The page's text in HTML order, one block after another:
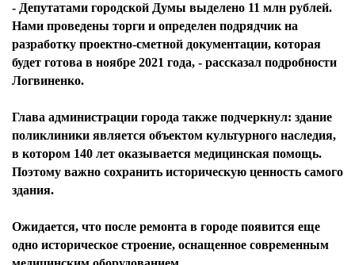
- Депутатами городской Думы выделено 11 млн рублей.
Нами проведены торги и определен подрядчик на
разработку проектно-сметной документации, которая
будет готова в ноябре 2021 года, - рассказал подробности
Логвиненко.
Глава администрации города также подчеркнул: здание
поликлиники является объектом культурного наследия,
в котором 140 лет оказывается медицинская помощь.
Поэтому важно сохранить историческую ценность самого
здания.
Ожидается, что после ремонта в городе появится еще
одно историческое строение, оснащенное современным